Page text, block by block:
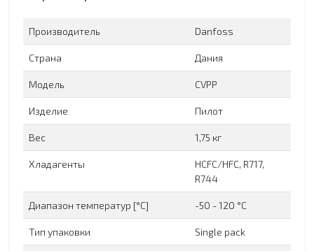
Производитель Danfoss
Страна Дания
Модель CVPP
Изделие Пилот
Вес 1,75 кг
Хладагенты
HCFC/HFC, R717,
R744
Диапазон температур [°C] -50 - 120 °C
Тип упаковки Single pack